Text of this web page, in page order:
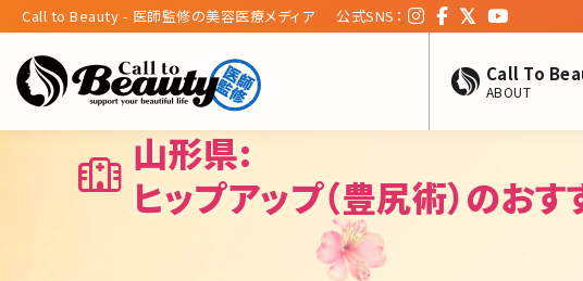
Call to Beauty - 医師監修の美容医療メディア 公式SNS：
Call To
ABOUT
山形県:
ヒップアップ（豊尻術）のお